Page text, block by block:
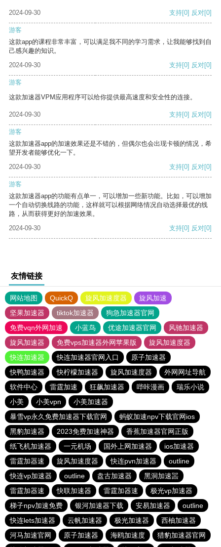
2024-09-30 支持[0] 反对[0]
游客
这款app的课程非常丰富，可以满足我不同的学习需求，让我能够找到自
己感兴趣的知识。
2024-09-30
支持[0] 反对[0]
游客
这款加速器VPM应用程序可以给你提供最高速度和安全性的连接。
2024-09-30 支持[0] 反对[0]
游客
这款加速器app的加速效果还是不错的，但偶尔也会出现卡顿的情况，希
望开发者能够优化一下。
2024-09-30
支持[0] 反对[0]
游客
这款加速器app的功能有点单一，可以增加一些新功能。比如，可以增加
一个自动切换线路的功能，这样就可以根据网络情况自动选择最优的线
路，从而获得更好的加速效果。
2024-09-30
支持[0] 反对[0]
友情链接
网站地图 QuickQ 旋风加速度器
旋风加速
坚果加速器
tiktok加速器
狗急加速器官网
免费vqn外网加速
小蓝鸟 优途加速器官网
风驰加速器
旋风加速器
免费vps加速器外网苹果版
旋风加速度器
快连加速器
快连加速器官网入口
原子加速器
快鸭加速器
快柠檬加速器 旋风加速度器
外网网址导航
软件中心
雷霆加速 狂飙加速器 哔咔漫画
瑞乐小说
小美
小美vpn
小美加速器
暴雪vp永久免费加速器下载官网
蚂蚁加速npv下载官网ios
黑豹加速器
2023免费加速神器
香蕉加速器官网正版
纸飞机加速器
一元机场 国外上网加速器
ios加速器
雷霆加器速
旋风加速度器 快连pvn加速器
outline
快连vp加速器
outline 盘古加速器
黑洞加速噐
雷霆加器速
快联加速器 雷霆加器速
极光vp加速器
梯子npv加速免费
银河加速器下载 安易加速器
outline
快连lets加速器
云帆加速器 极光加速器
西柚加速器
河马加速官网
原子加速器 海鸥加速度
猎豹加速器官网